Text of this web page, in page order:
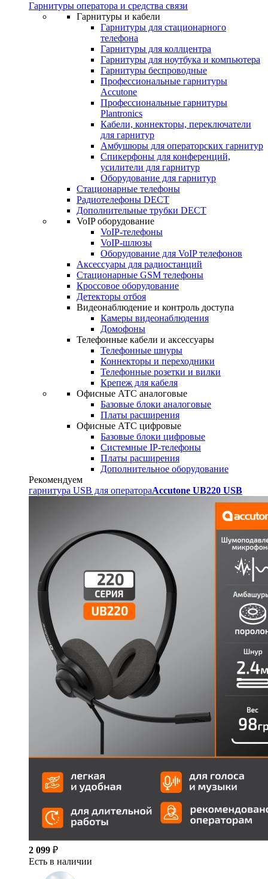
Гарнитуры оператора и средства связи
Гарнитуры и кабели
Гарнитуры для стационарного
телефона
Гарнитуры для коллцентра
Гарнитуры для ноутбука и компьютера
Гарнитуры беспроводные
Профессиональные гарнитуры
Accutone
Профессиональные гарнитуры
Plantronics
Кабели, коннекторы, переключатели
для гарнитур
Амбушюры для операторских гарнитур
Cпикерфоны для конференций,
усилители для гарнитур
Оборудование для гарнитур
Стационарные телефоны
Радиотелефоны DECT
Дополнительные трубки DECT
VoIP оборудование
VoIP-телефоны
VoIP-шлюзы
Оборудование для VoIP телефонов
Аксессуары для радиостанций
Стационарные GSM телефоны
Кроссовое оборудование
Детекторы отбоя
Видеонаблюдение и контроль доступа
Камеры видеонаблюдения
Домофоны
Телефонные кабели и аксессуары
Телефонные шнуры
Коннекторы и переходники
Телефонные розетки и вилки
Крепеж для кабеля
Офисные АТС аналоговые
Базовые блоки аналоговые
Платы расширения
Офисные АТС цифровые
Базовые блоки цифровые
Системные IP-телефоны
Платы расширения
Дополнительное оборудование
Рекомендуем
гарнитура USB для оператораAccutone UB220 USB
2 099 ₽
Есть в наличии